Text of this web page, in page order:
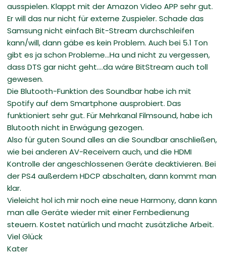
ausspielen. Klappt mit der Amazon Video APP sehr gut.
Er will das nur nicht für externe Zuspieler. Schade das
Samsung nicht einfach Bit-Stream durchschleifen
kann/will, dann gäbe es kein Problem. Auch bei 5.1 Ton
gibt es ja schon Probleme...Ha und nicht zu vergessen,
dass DTS gar nicht geht....da wäre BitStream auch toll
gewesen.
Die Blutooth-Funktion des Soundbar habe ich mit
Spotify auf dem Smartphone ausprobiert. Das
funktioniert sehr gut. Für Mehrkanal Filmsound, habe ich
Blutooth nicht in Erwägung gezogen.
Also für guten Sound alles an die Soundbar anschließen,
wie bei anderen AV-Receivern auch, und die HDMI
Kontrolle der angeschlossenen Geräte deaktivieren. Bei
der PS4 außerdem HDCP abschalten, dann kommt man
klar.
Vieleicht hol ich mir noch eine neue Harmony, dann kann
man alle Geräte wieder mit einer Fernbedienung
steuern. Kostet natürlich und macht zusätzliche Arbeit.
Viel Glück
Kater